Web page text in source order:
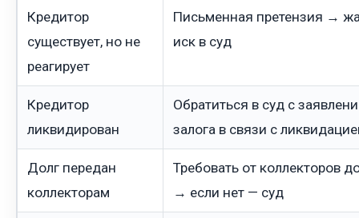
Кредитор
существует, но не
реагирует
Письменная претензия →
иск в суд
Кредитор
ликвидирован
Обратиться в суд с
залога в связи с
Долг передан
коллекторам
Требовать от коллекторов
→ если нет — суд